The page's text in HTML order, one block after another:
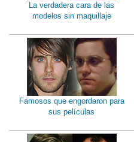
La verdadera cara de las
modelos sin maquillaje
Famosos que engordaron para
sus películas